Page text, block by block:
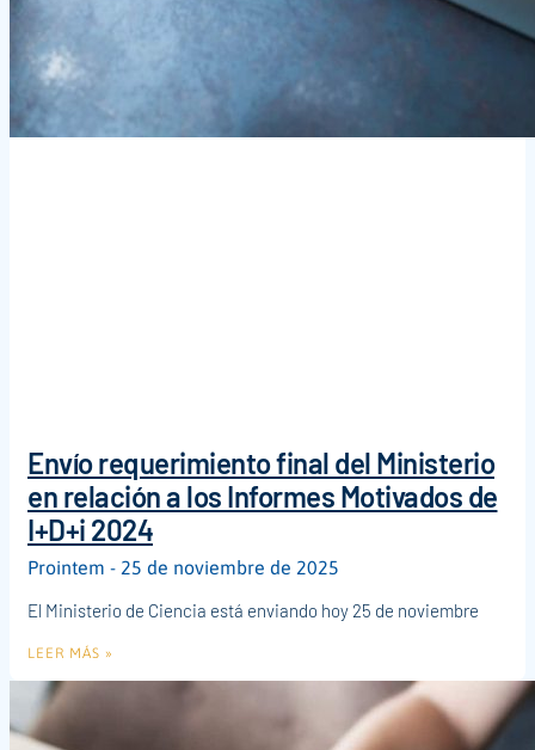
Envío requerimiento final del Ministerio
en relación a los Informes Motivados de
I+D+i 2024
Prointem
25 de noviembre de 2025
El Ministerio de Ciencia está enviando hoy 25 de noviembre
LEER MÁS »